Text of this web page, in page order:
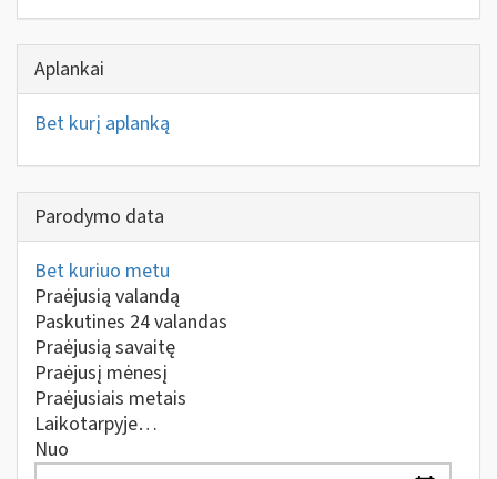
Aplankai
Bet kurį aplanką
Parodymo data
Bet kuriuo metu
Praėjusią valandą
Paskutines 24 valandas
Praėjusią savaitę
Praėjusį mėnesį
Praėjusiais metais
Laikotarpyje…
Nuo